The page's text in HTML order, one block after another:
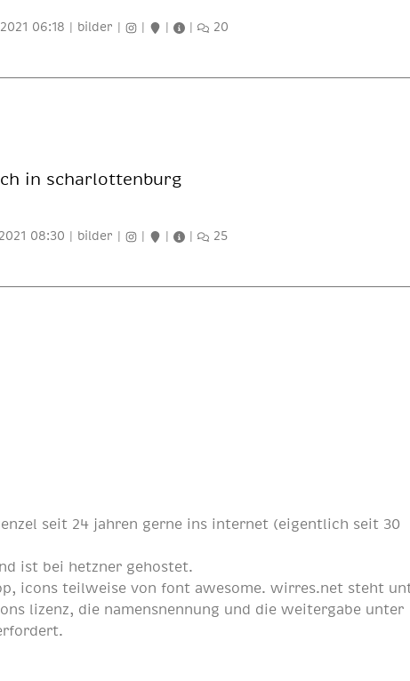
06:18 | bilder | | | | 20
in schar­lot­ten­burg
08:30 | bilder | | | | 25
seit 24 jahren gerne ins internet (eigentlich seit 30
ist bei hetzner gehostet.
, icons teilweise vonfont awesome. wirres.net steht
lizenz, die namensnennung und die weitergabe unter